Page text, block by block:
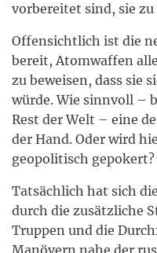
vorbereitet sind, sie
Offensichtlich ist die
bereit, Atomwaffen
zu beweisen, dass sie
würde. Wie sinnvoll –
Rest der Welt – eine
der Hand. Oder wird
geopolitisch gepokert?
Tatsächlich hat sich
durch die zusätzliche
Truppen und die
Manövern nahe der